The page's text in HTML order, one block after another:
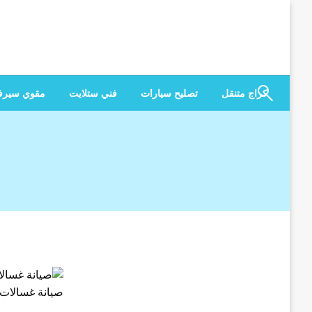
كراج متنقل
تصليح سيارات فني ستلايت مقوي
صيانة